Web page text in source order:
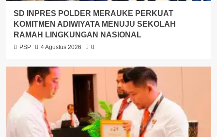
SD INPRES POLDER MERAUKE PERKUAT
KOMITMEN ADIWIYATA MENUJU SEKOLAH
RAMAH LINGKUNGAN NASIONAL
PSP 4 Agustus 2026 0